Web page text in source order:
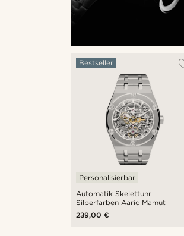
Automatik Skelettuhr
Silberfarben Aaric Mamut
Bestseller
Personalisierbar
239,00 €